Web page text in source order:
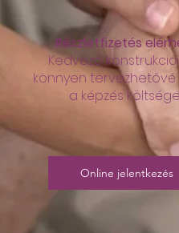
Részletfizetés
Kedvező
könnyen tervezhetővé
a képzés
Online jelentkezés